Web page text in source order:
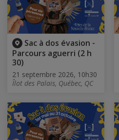
Sac à dos évasion -
Parcours aguerri (2 h
30)
21 septembre 2026, 10h30
Îlot des Palais, Québec, QC